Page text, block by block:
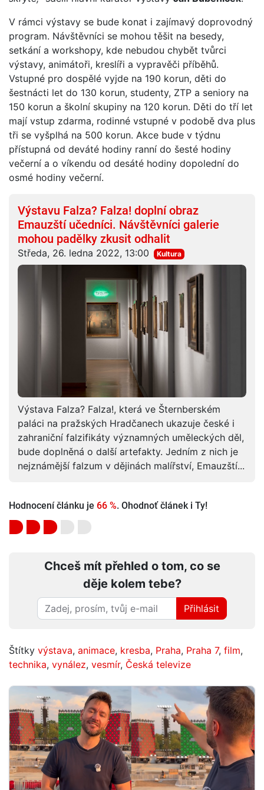
V rámci výstavy se bude konat i zajímavý doprovodný
program. Návštěvníci se mohou těšit na besedy,
setkání a workshopy, kde nebudou chybět tvůrci
výstavy, animátoři, kreslíři a vypravěči příběhů.
Vstupné pro dospělé vyjde na 190 korun, děti do
šestnácti let do 130 korun, studenty, ZTP a seniory na
150 korun a školní skupiny na 120 korun. Děti do tří let
mají vstup zdarma, rodinné vstupné v podobě dva plus
tři se vyšplhá na 500 korun. Akce bude v týdnu
přístupná od deváté hodiny ranní do šesté hodiny
večerní a o víkendu od desáté hodiny dopolední do
osmé hodiny večerní.
Výstavu Falza? Falza! doplní obraz
Emauzští učedníci. Návštěvníci galerie
mohou padělky zkusit odhalit
Středa, 26. ledna 2022, 13:00 Kultura
Výstava Falza? Falza!, která ve Šternberském
paláci na pražských Hradčanech ukazuje české i
zahraniční falzifikáty významných uměleckých děl,
bude doplněná o další artefakty. Jedním z nich je
nejznámější falzum v dějinách malířství, Emauzští...
Hodnocení článku je 66 %. Ohodnoť článek i Ty!
Chceš mít přehled o tom, co se
děje kolem tebe?
Přihlásit
Štítky výstava, animace, kresba, Praha, Praha 7, film,
technika, vynález, vesmír, Česká televize